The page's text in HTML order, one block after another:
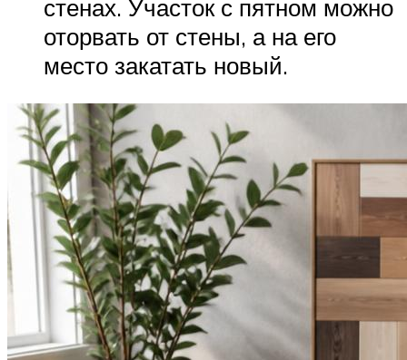
стенах. Участок с пятном можно
оторвать от стены, а на его
место закатать новый.